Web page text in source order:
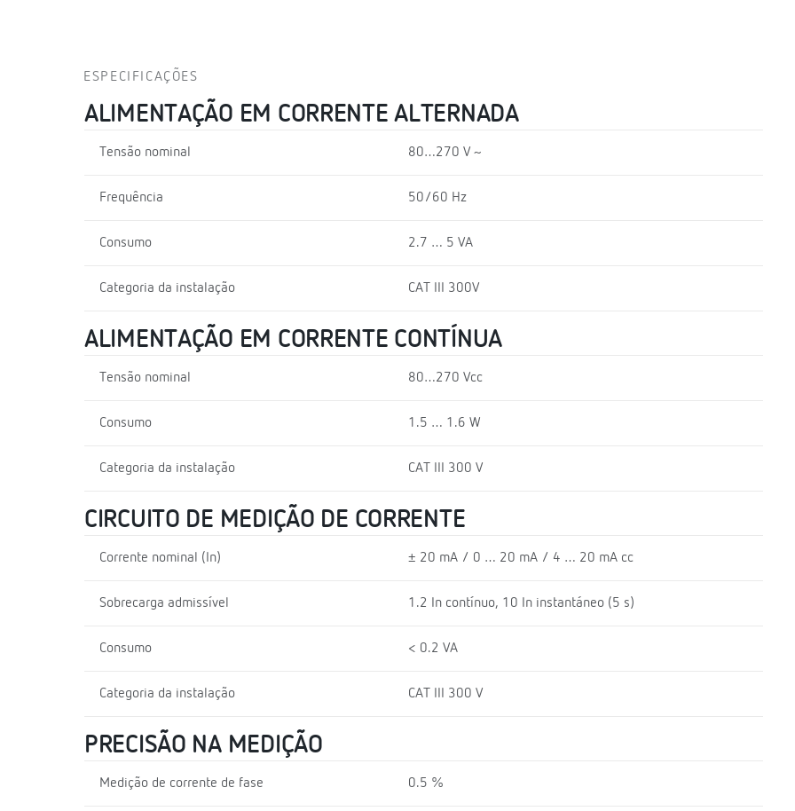
ESPECIFICAÇÕES
ALIMENTAÇÃO EM CORRENTE ALTERNADA
Tensão nominal 80…270 V ~
Frequência 50/60 Hz
Consumo 2.7 … 5 VA
Categoria da instalação CAT III 300V
ALIMENTAÇÃO EM CORRENTE CONTÍNUA
Tensão nominal 80…270 Vcc
Consumo 1.5 … 1.6 W
Categoria da instalação CAT III 300 V
CIRCUITO DE MEDIÇÃO DE CORRENTE
Corrente nominal (In) ± 20 mA / 0 … 20 mA / 4 … 20 mA cc
Sobrecarga admissível 1.2 In contínuo, 10 In instantáneo (5 s)
Consumo < 0.2 VA
Categoria da instalação CAT III 300 V
PRECISÃO NA MEDIÇÃO
Medição de corrente de fase 0.5 %